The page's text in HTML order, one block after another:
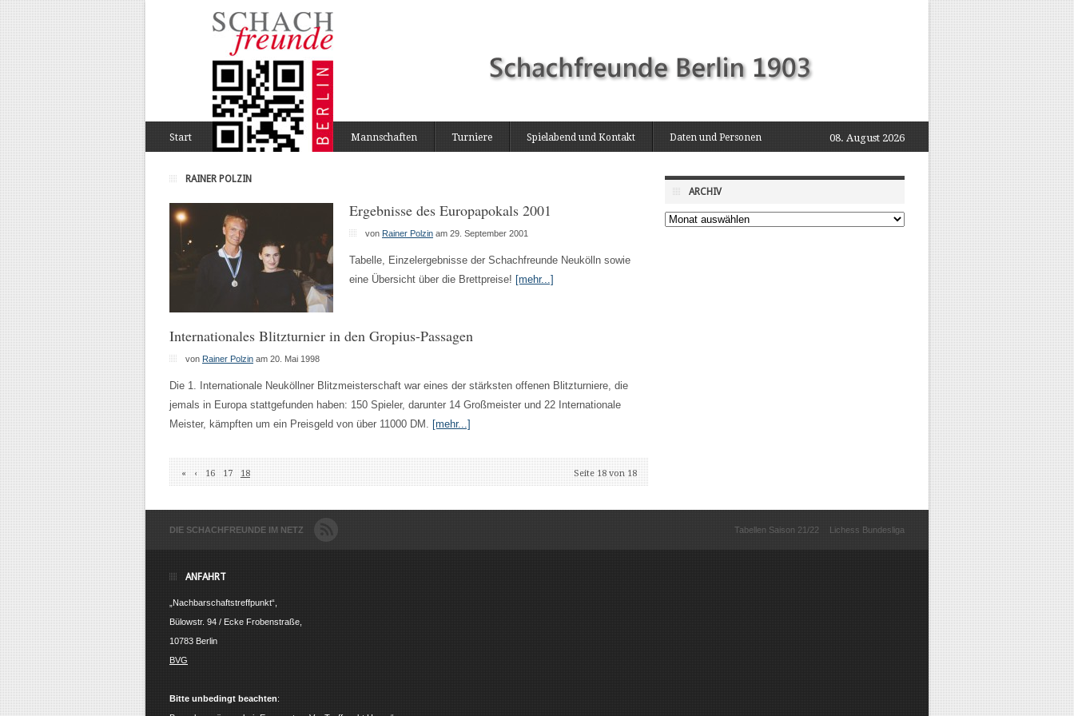
08. August 2026
Start Mannschaften Turniere Spielabend und Kontakt Daten und Personen
RAINER POLZIN
Ergebnisse des Europapokals 2001
von Rainer Polzin am 29. September 2001
Tabelle, Einzelergebnisse der Schachfreunde Neukölln sowie
eine Übersicht über die Brettpreise! [mehr...]
Internationales Blitzturnier in den Gropius-Passagen
von Rainer Polzin am 20. Mai 1998
Die 1. Internationale Neuköllner Blitzmeisterschaft war eines der stärksten offenen Blitzturniere, die
jemals in Europa stattgefunden haben: 150 Spieler, darunter 14 Großmeister und 22 Internationale
Meister, kämpften um ein Preisgeld von über 11000 DM. [mehr...]
« ‹ 16 17 18 Seite 18 von 18
ARCHIV
Archiv
DIE SCHACHFREUNDE IM NETZ Tabellen Saison 21/22 Lichess Bundesliga
ANFAHRT
„Nachbarschaftstreffpunkt“,
Bülowstr. 94 / Ecke Frobenstraße,
10783 Berlin
BVG
Bitte unbedingt beachten: